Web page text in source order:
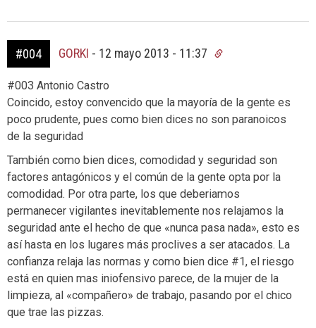
#004 GORKI - 12 mayo 2013 - 11:37
#003 Antonio Castro
Coincido, estoy convencido que la mayoría de la gente es
poco prudente, pues como bien dices no son paranoicos
de la seguridad
También como bien dices, comodidad y seguridad son
factores antagónicos y el común de la gente opta por la
comodidad. Por otra parte, los que deberiamos
permanecer vigilantes inevitablemente nos relajamos la
seguridad ante el hecho de que «nunca pasa nada», esto es
así hasta en los lugares más proclives a ser atacados. La
confianza relaja las normas y como bien dice #1, el riesgo
está en quien mas iniofensivo parece, de la mujer de la
limpieza, al «compañero» de trabajo, pasando por el chico
que trae las pizzas.